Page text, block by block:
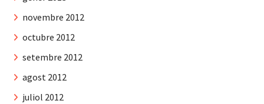
novembre 2012
octubre 2012
setembre 2012
agost 2012
juliol 2012